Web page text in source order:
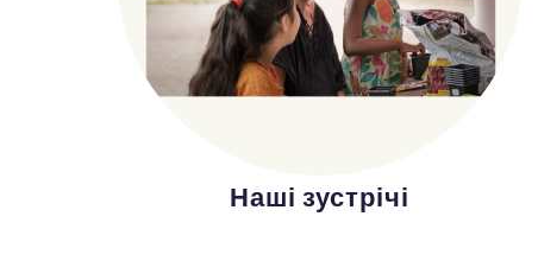
Наші зустрічі